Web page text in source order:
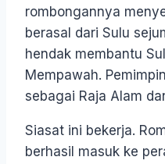
rombongannya
berasal dari Sulu
hendak membantu
Mempawah.
sebagai Raja Alam
Siasat ini bekerja.
berhasil masuk ke